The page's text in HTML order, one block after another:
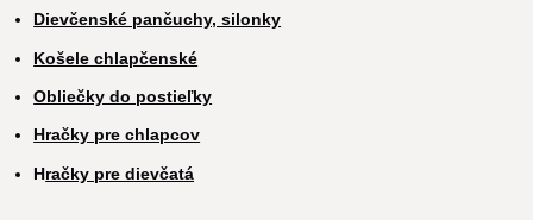
Dievčenské pančuchy, silonky
Košele chlapčenské
Obliečky do postieľky
Hračky pre chlapcov
Hračky pre dievčatá